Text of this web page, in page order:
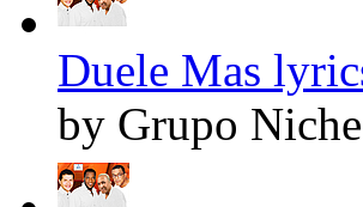
Duele Mas
by Grupo Niche